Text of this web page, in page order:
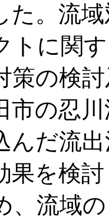
た。流
トに関
策の検
市の忍
んだ流
果を検
、流域